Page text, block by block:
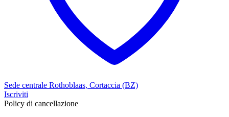
Sede centrale Rothoblaas, Cortaccia (BZ)
Iscriviti
Policy di cancellazione